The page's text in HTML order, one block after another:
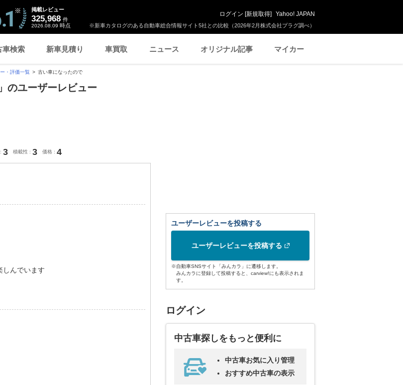
※新車カタログのある自動車総合情報サイト5社との比較（2026年2月株式会社プラグ調べ）
掲載レビュー
325,968 件
2026.08.09 時点
ログイン [新規取得] Yahoo! JAPAN
車検索 新車見積り 車買取 ニュース オリジナル記事 マイカー
・評価一覧 古い車になったので
のユーザーレビュー
3 積載性 3 価格 4
しんでいます
ユーザーレビューを投稿する
ユーザーレビューを投稿する
※自動車SNSサイト「みんカラ」に遷移します。
みんカラに登録して投稿すると、carview!にも表示されま
す。
ログイン
中古車探しをもっと便利に
中古車お気に入り管理
おすすめ中古車の表示